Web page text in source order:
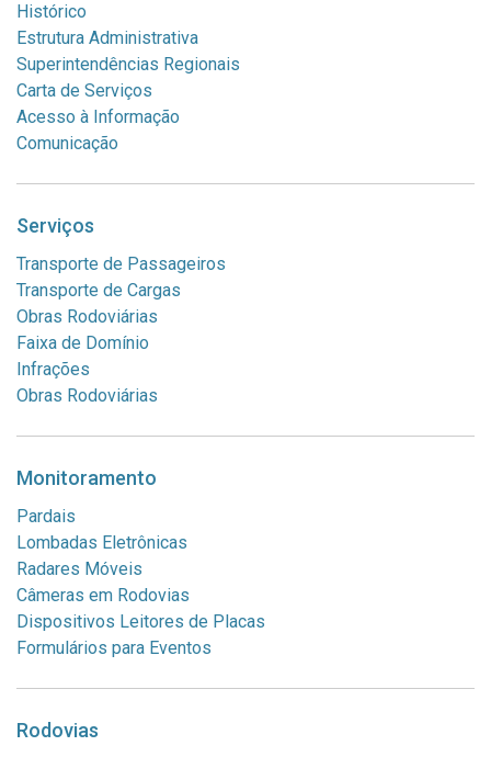
Histórico
Estrutura Administrativa
Superintendências Regionais
Carta de Serviços
Acesso à Informação
Comunicação
Serviços
Transporte de Passageiros
Transporte de Cargas
Obras Rodoviárias
Faixa de Domínio
Infrações
Obras Rodoviárias
Monitoramento
Pardais
Lombadas Eletrônicas
Radares Móveis
Câmeras em Rodovias
Dispositivos Leitores de Placas
Formulários para Eventos
Rodovias